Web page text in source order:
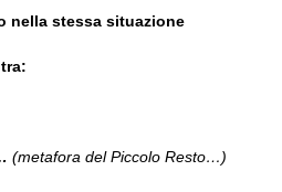
nella stessa situazione
(metafora del Piccolo Resto…)